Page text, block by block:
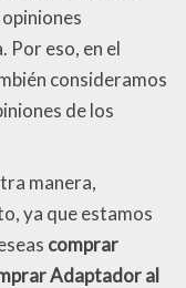
Por eso, en el
consideramos
de los
manera,
ya que estamos
comprar
Adaptador al